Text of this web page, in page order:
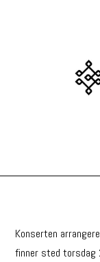
Konserten
finner sted torsdag